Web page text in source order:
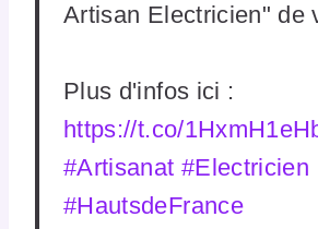
Artisan Electricien" de
Plus d'infos ici :
https://t.co/
#Artisanat #Electricien
#HautsdeFrance